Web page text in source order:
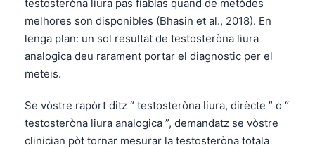
testosteròna liura pas fiablas quand de metòdes
melhores son disponibles (Bhasin et al., 2018). En
lenga plan: un sol resultat de testosteròna liura
analogica deu rarament portar el diagnostic per el
meteis.
Se vòstre rapòrt ditz “ testosteròna liura, dirècte ” o “
testosteròna liura analogica ”, demandatz se vòstre
clinician pòt tornar mesurar la testosteròna totala